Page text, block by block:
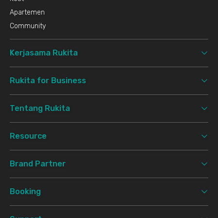
Apartemen
Community
Kerjasama Rukita
Rukita for Business
Tentang Rukita
Resource
Brand Partner
Booking